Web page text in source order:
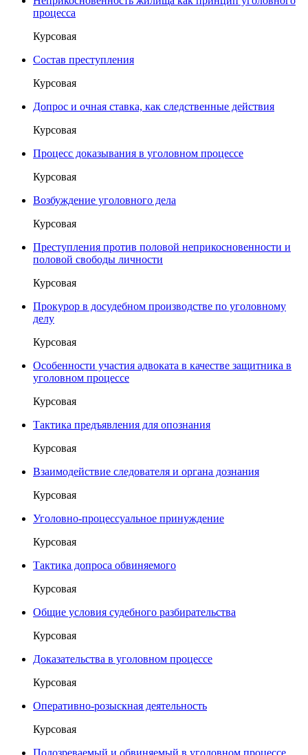
процесса
Курсовая
Состав преступления
Курсовая
Допрос и очная ставка, как следственные действия
Курсовая
Процесс доказывания в уголовном процессе
Курсовая
Возбуждение уголовного дела
Курсовая
Преступления против половой неприкосновенности и
половой свободы личности
Курсовая
Прокурор в досудебном производстве по уголовному
делу
Курсовая
Особенности участия адвоката в качестве защитника в
уголовном процессе
Курсовая
Тактика предъявления для опознания
Курсовая
Взаимодействие следователя и органа дознания
Курсовая
Уголовно-процессуальное принуждение
Курсовая
Тактика допроса обвиняемого
Курсовая
Общие условия судебного разбирательства
Курсовая
Доказательства в уголовном процессе
Курсовая
Оперативно-розыскная деятельность
Курсовая
Подозреваемый и обвиняемый в уголовном процессе